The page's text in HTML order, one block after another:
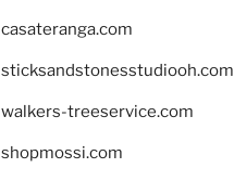
casateranga.com
sticksandstonesstudiooh.com
walkers-treeservice.com
shopmossi.com